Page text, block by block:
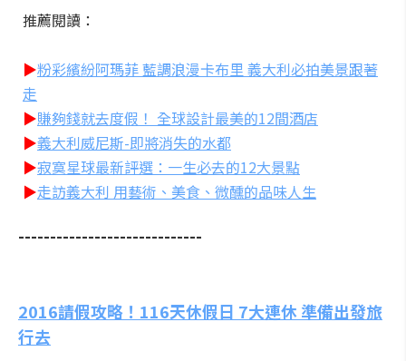
推薦閱讀：
▶粉彩繽紛阿瑪菲 藍調浪漫卡布里 義大利必拍美景跟著
走
▶賺夠錢就去度假！ 全球設計最美的12間酒店
▶義大利威尼斯-即將消失的水都
▶寂寞星球最新評選：一生必去的12大景點
▶走訪義大利 用藝術、美食、微醺的品味人生
-----------------------------
2016請假攻略！116天休假日 7大連休 準備出發旅
行去